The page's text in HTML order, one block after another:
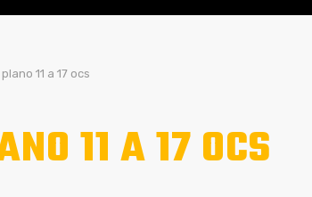
plano 11 a 17 ocs
11 A 17 OCS